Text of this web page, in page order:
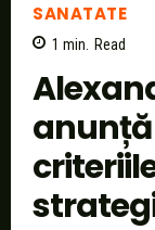
SANATATE
1 min. Read
anunță